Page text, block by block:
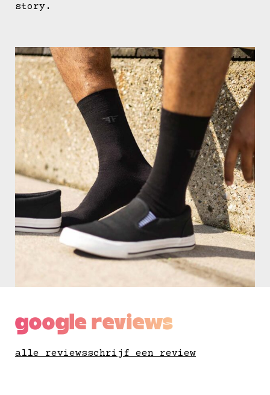
story.
google reviews
alle reviewsschrijf een review